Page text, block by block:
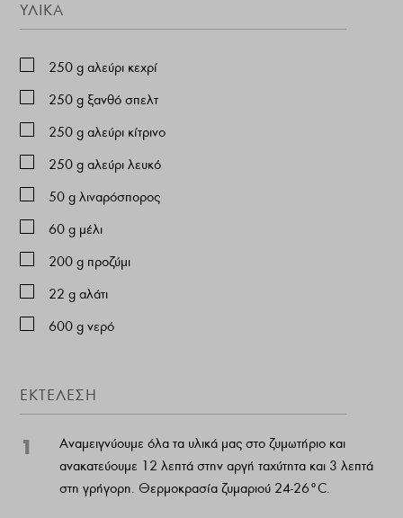
ΥΛΙΚΑ
250 g αλεύρι κεχρί
250 g ξανθό σπελτ
250 g αλεύρι κίτρινο
250 g αλεύρι λευκό
50 g λιναρόσπορος
60 g μέλι
200 g προζύμι
22 g αλάτι
600 g νερό
ΕΚΤΕΛΕΣΗ
1
Αναμειγνύουμε όλα τα υλικά μας στο ζυμωτήριο και
ανακατεύουμε 12 λεπτά στην αργή ταχύτητα και 3 λεπτά
στη γρήγορη. Θερμοκρασία ζυμαριού 24-26°C.